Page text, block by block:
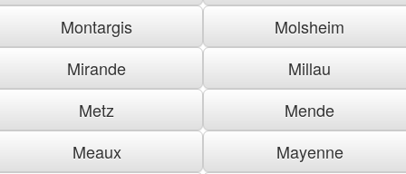
Montargis
Molsheim
Mirande
Millau
Metz
Mende
Meaux
Mayenne